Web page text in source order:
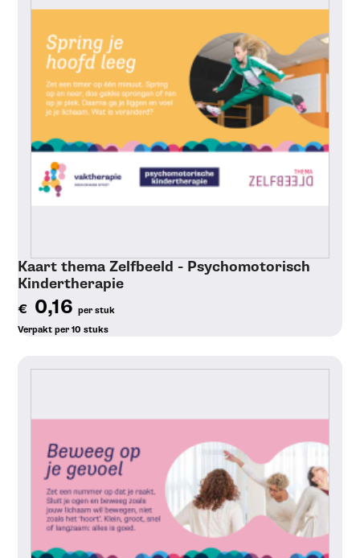
Kaart thema Zelfbeeld - Psychomotorisch
Kindertherapie
€ 0,16per stuk
Verpakt per 10 stuks